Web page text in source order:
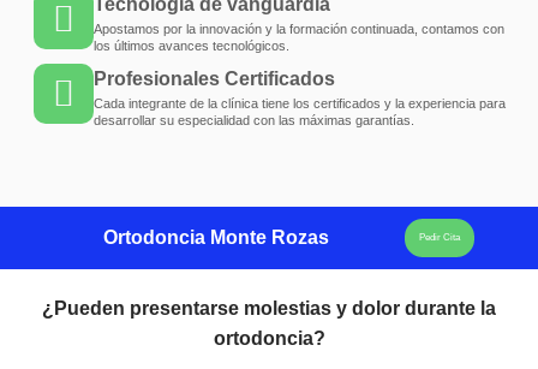
Tecnología de vanguardia
Apostamos por la innovación y la formación continuada, contamos con
los últimos avances tecnológicos.
Profesionales Certificados
Cada integrante de la clínica tiene los certificados y la experiencia para
desarrollar su especialidad con las máximas garantías.
Ortodoncia Monte Rozas Pedir Cita
¿Pueden presentarse molestias y dolor durante la
ortodoncia?